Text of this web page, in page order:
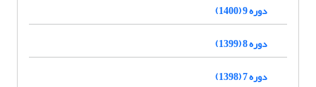
دوره 9 (1400)
دوره 8 (1399)
دوره 7 (1398)